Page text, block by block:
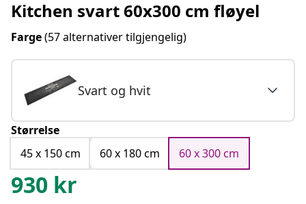
Kitchen svart 60x300 cm fløyel
Farge(57 alternativer tilgjengelig)
Svart og hvit
Størrelse
45 x 150 cm
60 x 180 cm 60 x 300 cm
930 kr